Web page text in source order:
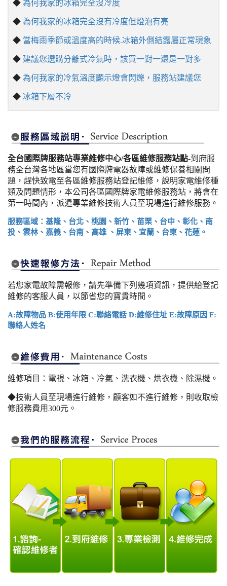
◆ 為何我家的冰箱完全沒冷度
◆ 為何我家的冰箱完全沒有冷度但燈泡有亮
◆ 當梅雨季節或溫度高的時候.冰箱外側結露屬正常現象
◆ 建議您選購分離式冷氣時，該買一對一還是一對多
◆ 為何我家的冷氣溫度顯示燈會閃爍，服務站建議您
◆ 冰箱下層不冷
全台國際牌服務站專業維修中心/各區維修服務站點-到府服
務全台灣各地區當您有國際牌電器故障或維修保養相關問
題，趕快致電至各區維修服務站登記維修，說明家電維修種
類及問題情形，本公司各區國際牌家電維修服務站，將會在
第一時間內，派遣專業維修技術人員至現場進行維修服務。
服務區域：基隆、台北、桃園、新竹、苗栗、台中、彰化、南
投、雲林、嘉義、台南、高雄 、屏東、宜蘭、台東、花蓮。
若您家電故障需報修，請先準備下列幾項資訊，提供給登記
維修的客服人員，以節省您的寶貴時間。
A:故障物品 B:使用年限 C:聯絡電話 D:維修住址 E:故障原因 F:
聯絡人姓名
維修項目：電視、冰箱、冷氣、洗衣機、烘衣機、除濕機。
◆技術人員至現場進行維修，顧客如不進行維修，則收取檢
修服務費用300元。